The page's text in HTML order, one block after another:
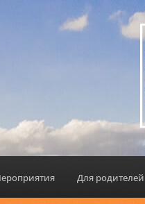
Для родителей